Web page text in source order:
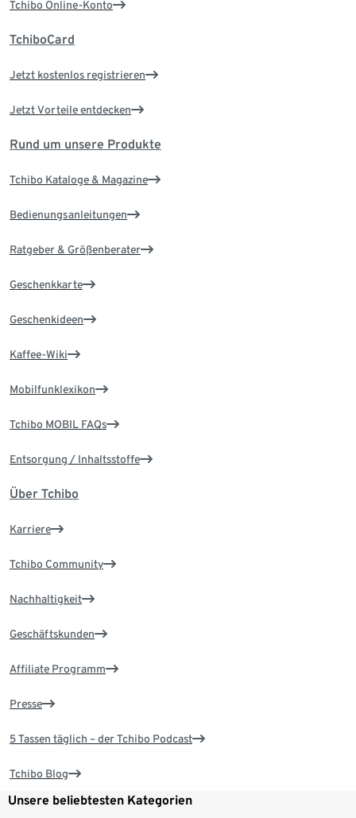
Tchibo Online-Konto
TchiboCard
Jetzt kostenlos registrieren
Jetzt Vorteile entdecken
Rund um unsere Produkte
Tchibo Kataloge & Magazine
Bedienungsanleitungen
Ratgeber & Größenberater
Geschenkkarte
Geschenkideen
Kaffee-Wiki
Mobilfunklexikon
Tchibo MOBIL FAQs
Entsorgung / Inhaltsstoffe
Über Tchibo
Karriere
Tchibo Community
Nachhaltigkeit
Geschäftskunden
Affiliate Programm
Presse
5 Tassen täglich – der Tchibo Podcast
Tchibo Blog
Unsere beliebtesten Kategorien